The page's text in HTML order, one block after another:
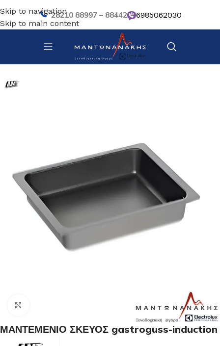
Skip to navigation
Skip to main content
28210 88997 – 88442 6985062030
Αρχική σελίδα/
ΜΑΝΤΕΜΕΝΙΟ ΣΚΕΥΟΣ gastroguss-induction